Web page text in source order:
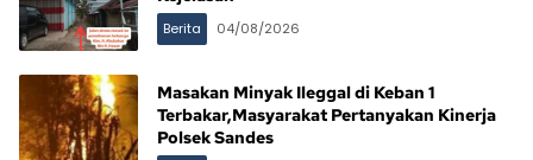
Berita 04/08/2026
Masakan Minyak Ileggal di Keban 1
Terbakar,Masyarakat Pertanyakan Kinerja
Polsek Sandes